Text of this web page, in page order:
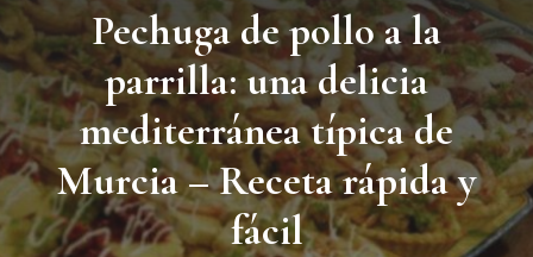
Pechuga de pollo a la
parrilla: una delicia
mediterránea típica de
Murcia – Receta rápida y
fácil